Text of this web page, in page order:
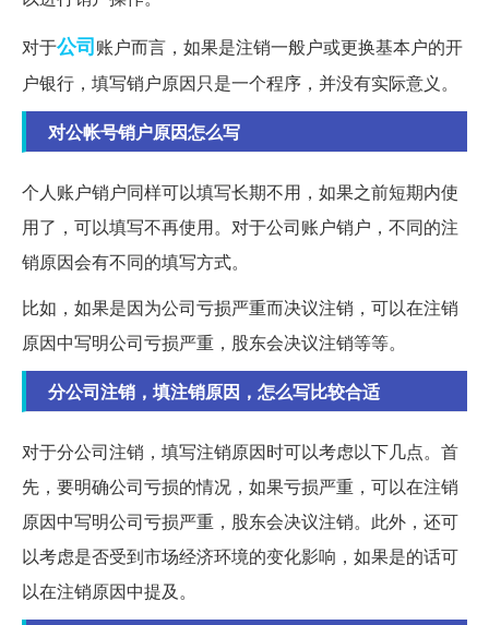
对于公司账户而言，如果是注销一般户或更换基本户的开
户银行，填写销户原因只是一个程序，并没有实际意义。
对公帐号销户原因怎么写
个人账户销户同样可以填写长期不用，如果之前短期内使
用了，可以填写不再使用。对于公司账户销户，不同的注
销原因会有不同的填写方式。
比如，如果是因为公司亏损严重而决议注销，可以在注销
原因中写明公司亏损严重，股东会决议注销等等。
分公司注销，填注销原因，怎么写比较合适
对于分公司注销，填写注销原因时可以考虑以下几点。首
先，要明确公司亏损的情况，如果亏损严重，可以在注销
原因中写明公司亏损严重，股东会决议注销。此外，还可
以考虑是否受到市场经济环境的变化影响，如果是的话可
以在注销原因中提及。